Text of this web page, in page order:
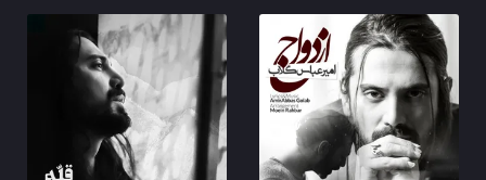
پس از این نباشد تو چشمام حیایی
بگو پس خدایا خدایا کجایی
پس از این نگویم سپاست خدایم
اگر که تو این عشق بر من بر من بر من نیایی